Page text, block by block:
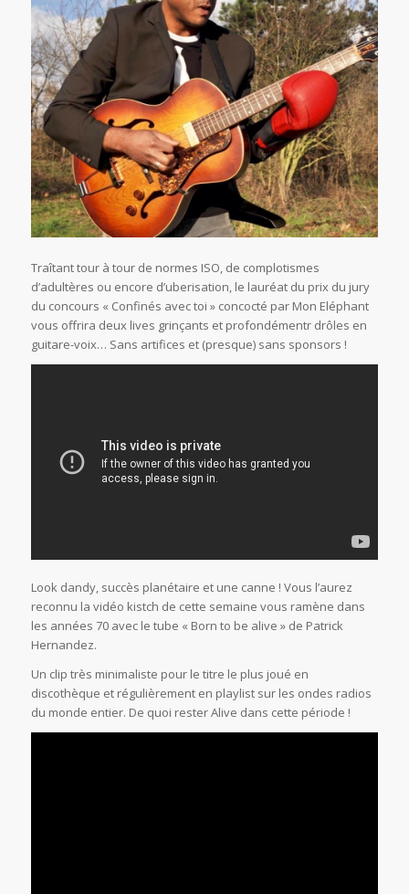
Traîtant tour à tour de normes ISO, de complotismes
d’adultères ou encore d’uberisation, le lauréat du prix du jury
du concours « Confinés avec toi » concocté par Mon Eléphant
vous offrira deux lives grinçants et profondémentr drôles en
guitare-voix… Sans artifices et (presque) sans sponsors !
Look dandy, succès planétaire et une canne ! Vous l’aurez
reconnu la vidéo kistch de cette semaine vous ramène dans
les années 70 avec le tube « Born to be alive » de Patrick
Hernandez.
Un clip très minimaliste pour le titre le plus joué en
discothèque et régulièrement en playlist sur les ondes radios
du monde entier. De quoi rester Alive dans cette période !